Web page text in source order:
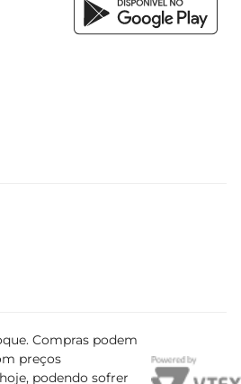
Compras podem
preços
podendo sofrer